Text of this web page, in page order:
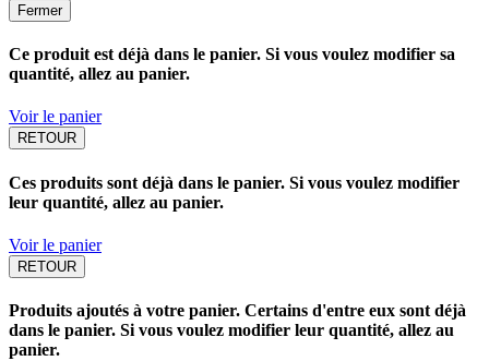
Fermer
Ce produit est déjà dans le panier. Si vous voulez modifier sa
quantité, allez au panier.
Voir le panier
RETOUR
Ces produits sont déjà dans le panier. Si vous voulez modifier
leur quantité, allez au panier.
Voir le panier
RETOUR
Produits ajoutés à votre panier. Certains d'entre eux sont déjà
dans le panier. Si vous voulez modifier leur quantité, allez au
panier.